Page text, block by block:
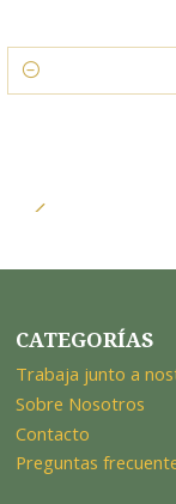
Cantidad
CATEGORÍAS
Trabaja junto a
Sobre Nosotros
Contacto
Preguntas